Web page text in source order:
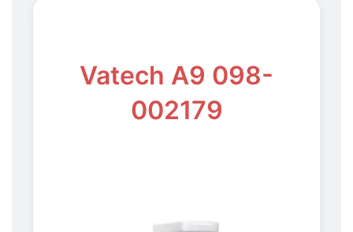
Vatech A9 098-
002179